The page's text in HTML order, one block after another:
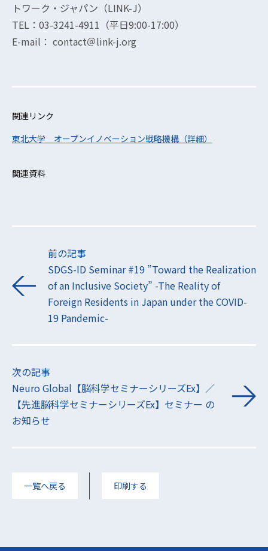
トワーク・ジャパン（LINK-J）
TEL：03-3241-4911（平日9:00-17:00）
E-mail： contact＠link-j.org
関連リンク
東北大学 オープンイノベーション戦略機構（詳細）
関連資料
前の記事
SDGS-ID Seminar #19 ”Toward the Realization
of an Inclusive Society” -The Reality of
Foreign Residents in Japan under the COVID-
19 Pandemic-
次の記事
Neuro Global【脳科学セミナーシリーズEx】／
【先進脳科学セミナーシリーズEx】セミナー の
お知らせ
一覧へ戻る 印刷する